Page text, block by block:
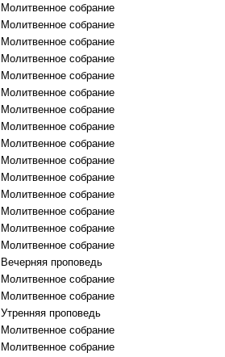
Молитвенное собрание
Молитвенное собрание
Молитвенное собрание
Молитвенное собрание
Молитвенное собрание
Молитвенное собрание
Молитвенное собрание
Молитвенное собрание
Молитвенное собрание
Молитвенное собрание
Молитвенное собрание
Молитвенное собрание
Молитвенное собрание
Молитвенное собрание
Молитвенное собрание
Вечерняя проповедь
Молитвенное собрание
Молитвенное собрание
Утренняя проповедь
Молитвенное собрание
Молитвенное собрание